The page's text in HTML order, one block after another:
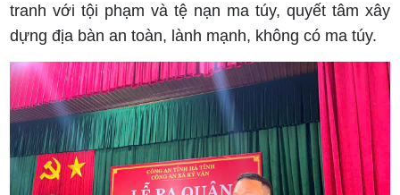
tranh với tội phạm và tệ nạn ma túy, quyết tâm xây
dựng địa bàn an toàn, lành mạnh, không có ma túy.